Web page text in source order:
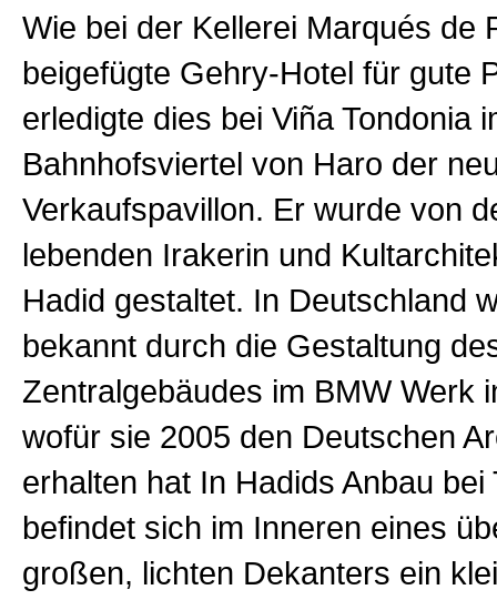
Wie bei der Kellerei Marqués de
beigefügte Gehry-Hotel für gute
erledigte dies bei Viña Tondonia
Bahnhofsviertel von Haro der
Verkaufspavillon. Er wurde von
lebenden Irakerin und
Hadid gestaltet. In Deutschland
bekannt durch die Gestaltung
Zentralgebäudes im BMW Werk
wofür sie 2005 den Deutschen
erhalten hat In Hadids Anbau bei
befindet sich im Inneren eines
großen, lichten Dekanters ein